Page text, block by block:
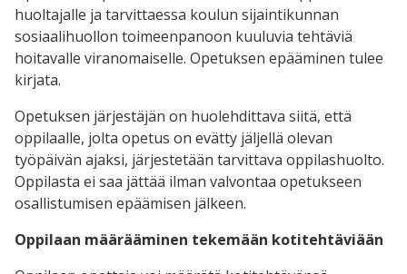
huoltajalle ja tarvittaessa koulun sijaintikunnan
sosiaalihuollon toimeenpanoon kuuluvia tehtäviä
hoitavalle viranomaiselle. Opetuksen epääminen tulee
kirjata.
Opetuksen järjestäjän on huolehdittava siitä, että
oppilaalle, jolta opetus on evätty jäljellä olevan
työpäivän ajaksi, järjestetään tarvittava oppilashuolto.
Oppilasta ei saa jättää ilman valvontaa opetukseen
osallistumisen epäämisen jälkeen.
Oppilaan määrääminen tekemään kotitehtäviään